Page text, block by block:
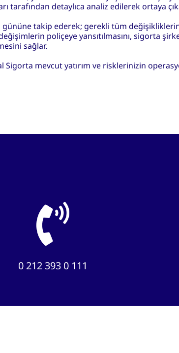
tarafından detaylıca analiz edilerek ortaya
takip ederek; gerekli tüm
poliçeye yansıtılmasını, sigorta
sağlar.
mevcut yatırım ve risklerinizin
0 212 393 0 111